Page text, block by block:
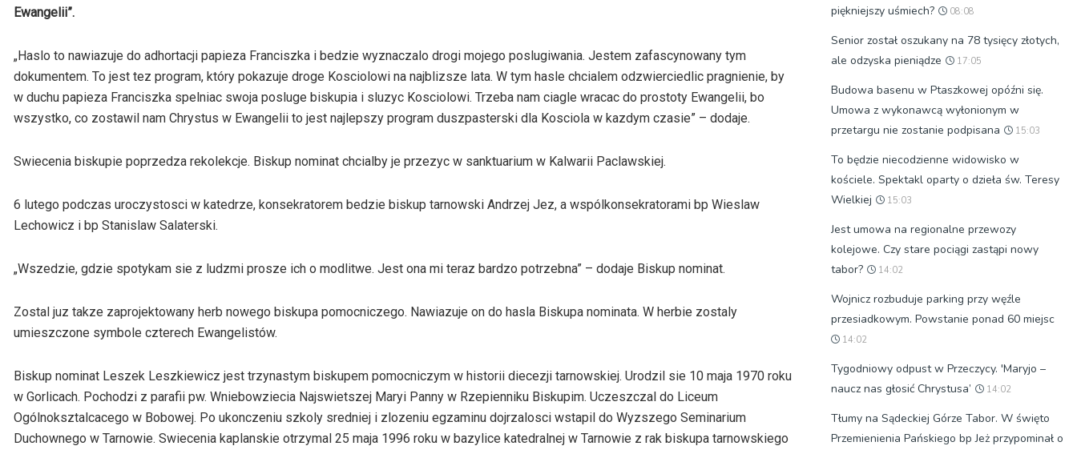
Ewangelii”.
„Haslo to nawiazuje do adhortacji papieza Franciszka i bedzie wyznaczalo drogi mojego poslugiwania. Jestem zafascynowany tym
dokumentem. To jest tez program, który pokazuje droge Kosciolowi na najblizsze lata. W tym hasle chcialem odzwierciedlic pragnienie, by
w duchu papieza Franciszka spelniac swoja posluge biskupia i sluzyc Kosciolowi. Trzeba nam ciagle wracac do prostoty Ewangelii, bo
wszystko, co zostawil nam Chrystus w Ewangelii to jest najlepszy program duszpasterski dla Kosciola w kazdym czasie” – dodaje.
Swiecenia biskupie poprzedza rekolekcje. Biskup nominat chcialby je przezyc w sanktuarium w Kalwarii Paclawskiej.
6 lutego podczas uroczystosci w katedrze, konsekratorem bedzie biskup tarnowski Andrzej Jez, a wspólkonsekratorami bp Wieslaw
Lechowicz i bp Stanislaw Salaterski.
„Wszedzie, gdzie spotykam sie z ludzmi prosze ich o modlitwe. Jest ona mi teraz bardzo potrzebna” – dodaje Biskup nominat.
Zostal juz takze zaprojektowany herb nowego biskupa pomocniczego. Nawiazuje on do hasla Biskupa nominata. W herbie zostaly
umieszczone symbole czterech Ewangelistów.
Biskup nominat Leszek Leszkiewicz jest trzynastym biskupem pomocniczym w historii diecezji tarnowskiej. Urodzil sie 10 maja 1970 roku
w Gorlicach. Pochodzi z parafii pw. Wniebowziecia Najswietszej Maryi Panny w Rzepienniku Biskupim. Uczeszczal do Liceum
Ogólnoksztalcacego w Bobowej. Po ukonczeniu szkoly sredniej i zlozeniu egzaminu dojrzalosci wstapil do Wyzszego Seminarium
Duchownego w Tarnowie. Swiecenia kaplanskie otrzymal 25 maja 1996 roku w bazylice katedralnej w Tarnowie z rak biskupa tarnowskiego
piękniejszy uśmiech?
08:08
Senior został oszukany na 78 tysięcy złotych,
ale odzyska pieniądze
17:05
Budowa basenu w Ptaszkowej opóźni się.
Umowa z wykonawcą wyłonionym w
przetargu nie zostanie podpisana
15:03
To będzie niecodzienne widowisko w
kościele. Spektakl oparty o dzieła św. Teresy
Wielkiej
15:03
Jest umowa na regionalne przewozy
kolejowe. Czy stare pociągi zastąpi nowy
tabor?
14:02
Wojnicz rozbuduje parking przy węźle
przesiadkowym. Powstanie ponad 60 miejsc
14:02
Tygodniowy odpust w Przeczycy. 'Maryjo –
naucz nas głosić Chrystusa’
14:02
Tłumy na Sądeckiej Górze Tabor. W święto
Przemienienia Pańskiego bp Jeż przypominał o